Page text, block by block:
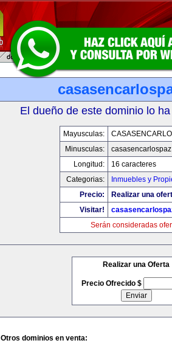
El dueño de este dominio lo
Mayusculas:
Minusculas:
Longitud:
16 caracteres
Categorias:
Inmuebles y
Precio:
Realizar una
Visitar!
Serán consideradas
Realizar una Oferta
Precio Ofrecido $
Otros dominios en venta: